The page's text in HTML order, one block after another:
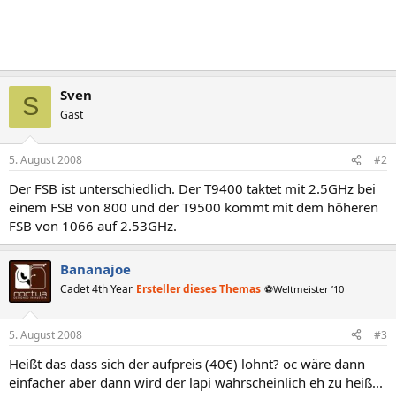
S Sven
Gast
5. August 2008 #2
Der FSB ist unterschiedlich. Der T9400 taktet mit 2.5GHz bei
einem FSB von 800 und der T9500 kommt mit dem höheren
FSB von 1066 auf 2.53GHz.
Bananajoe
Cadet 4th Year Ersteller dieses Themas ⚽Weltmeister ’10
5. August 2008 #3
Heißt das dass sich der aufpreis (40€) lohnt? oc wäre dann
einfacher aber dann wird der lapi wahrscheinlich eh zu heiß...